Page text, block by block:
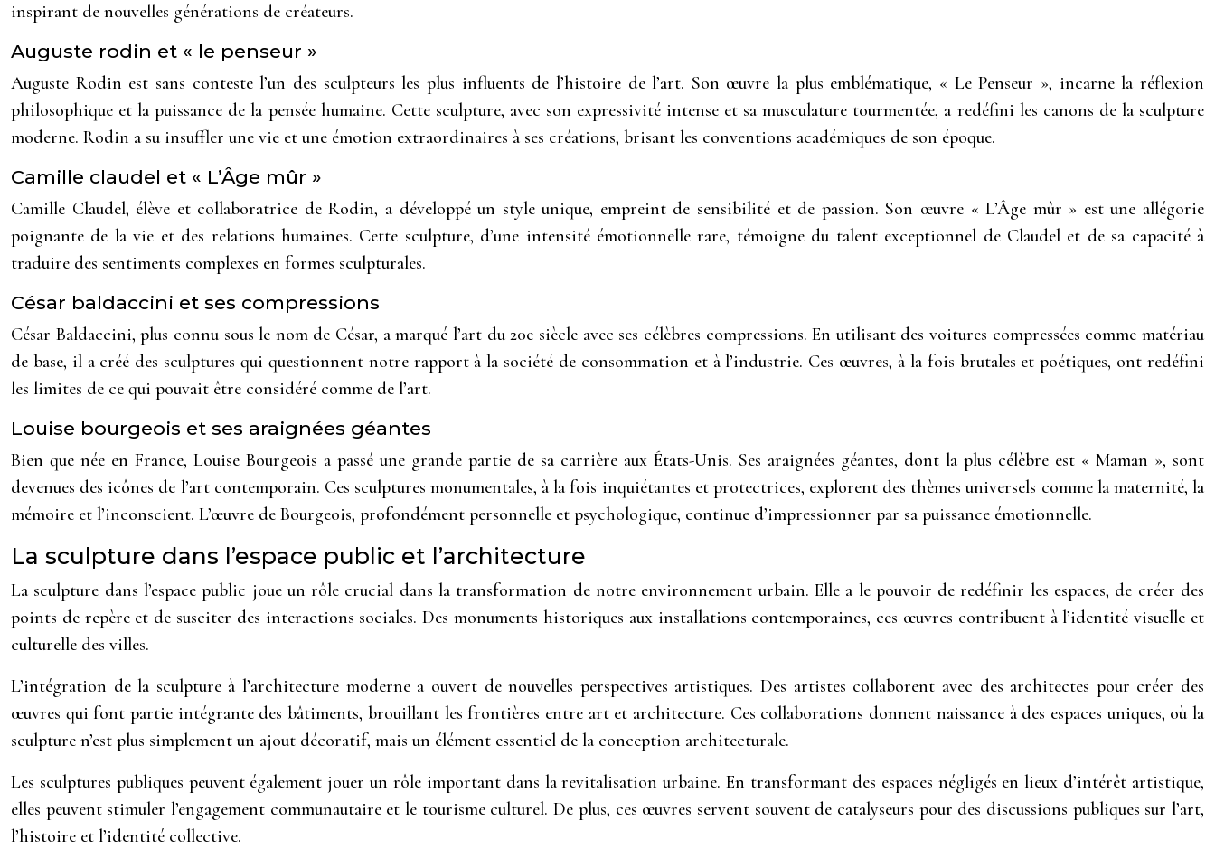
inspirant de nouvelles générations de créateurs.
Auguste rodin et « le penseur »
Auguste Rodin est sans conteste l’un des sculpteurs les plus influents de l’histoire de l’art. Son œuvre la plus emblématique, « Le Penseur », incarne la réflexion
philosophique et la puissance de la pensée humaine. Cette sculpture, avec son expressivité intense et sa musculature tourmentée, a redéfini les canons de la sculpture
moderne. Rodin a su insuffler une vie et une émotion extraordinaires à ses créations, brisant les conventions académiques de son époque.
Camille claudel et « L’Âge mûr »
Camille Claudel, élève et collaboratrice de Rodin, a développé un style unique, empreint de sensibilité et de passion. Son œuvre « L’Âge mûr » est une allégorie
poignante de la vie et des relations humaines. Cette sculpture, d’une intensité émotionnelle rare, témoigne du talent exceptionnel de Claudel et de sa capacité à
traduire des sentiments complexes en formes sculpturales.
César baldaccini et ses compressions
César Baldaccini, plus connu sous le nom de César, a marqué l’art du 20e siècle avec ses célèbres compressions. En utilisant des voitures compressées comme matériau
de base, il a créé des sculptures qui questionnent notre rapport à la société de consommation et à l’industrie. Ces œuvres, à la fois brutales et poétiques, ont redéfini
les limites de ce qui pouvait être considéré comme de l’art.
Louise bourgeois et ses araignées géantes
Bien que née en France, Louise Bourgeois a passé une grande partie de sa carrière aux États-Unis. Ses araignées géantes, dont la plus célèbre est « Maman », sont
devenues des icônes de l’art contemporain. Ces sculptures monumentales, à la fois inquiétantes et protectrices, explorent des thèmes universels comme la maternité, la
mémoire et l’inconscient. L’œuvre de Bourgeois, profondément personnelle et psychologique, continue d’impressionner par sa puissance émotionnelle.
La sculpture dans l’espace public et l’architecture
La sculpture dans l’espace public joue un rôle crucial dans la transformation de notre environnement urbain. Elle a le pouvoir de redéfinir les espaces, de créer des
points de repère et de susciter des interactions sociales. Des monuments historiques aux installations contemporaines, ces œuvres contribuent à l’identité visuelle et
culturelle des villes.
L’intégration de la sculpture à l’architecture moderne a ouvert de nouvelles perspectives artistiques. Des artistes collaborent avec des architectes pour créer des
œuvres qui font partie intégrante des bâtiments, brouillant les frontières entre art et architecture. Ces collaborations donnent naissance à des espaces uniques, où la
sculpture n’est plus simplement un ajout décoratif, mais un élément essentiel de la conception architecturale.
Les sculptures publiques peuvent également jouer un rôle important dans la revitalisation urbaine. En transformant des espaces négligés en lieux d’intérêt artistique,
elles peuvent stimuler l’engagement communautaire et le tourisme culturel. De plus, ces œuvres servent souvent de catalyseurs pour des discussions publiques sur l’art,
l’histoire et l’identité collective.